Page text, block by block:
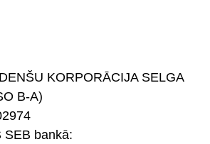
KORPORĀCIJA SELGA
B-A)
SEB bankā: